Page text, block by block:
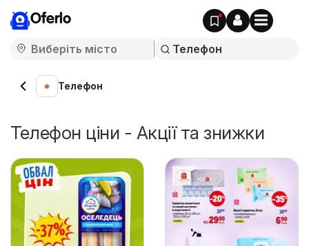
Oferlo
Телефон
Телефон ціни - Акції та знижки